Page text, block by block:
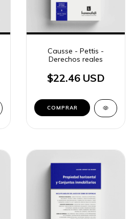
Causse - Pettis -
Derechos reales
$22.46 USD
COMPRAR